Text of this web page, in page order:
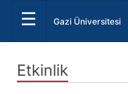
☰ Gazi Üniversitesi
Etkinlik